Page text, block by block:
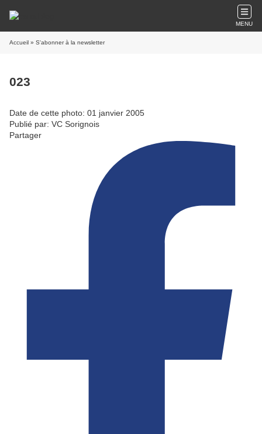
MENU
Accueil » S'abonner à la newsletter
023
Date de cette photo: 01 janvier 2005
Publié par: VC Sorignois
Partager